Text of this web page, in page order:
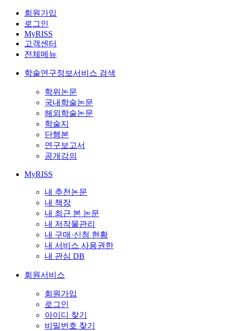
회원가입
로그인
MyRISS
고객센터
전체메뉴
학술연구정보서비스 검색
학위논문
국내학술논문
해외학술논문
학술지
단행본
연구보고서
공개강의
MyRISS
내 추천논문
내 책장
내 최근 본 논문
내 저작물관리
내 구매·신청 현황
내 서비스 사용권한
내 관심 DB
회원서비스
회원가입
로그인
아이디 찾기
비밀번호 찾기